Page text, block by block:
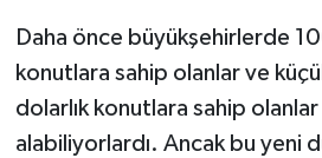
Daha önce büyükşehirlerde
konutlara sahip olanlar ve
dolarlık konutlara sahip
alabiliyorlardı. Ancak bu yeni